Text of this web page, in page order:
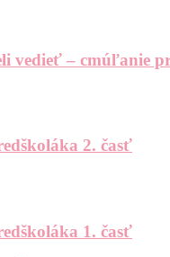
vedieť – cmúľanie
2. časť
1. časť